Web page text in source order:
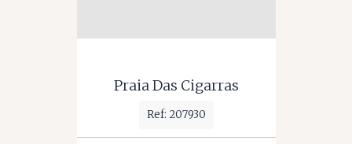
Praia Das Cigarras
Ref: 207930